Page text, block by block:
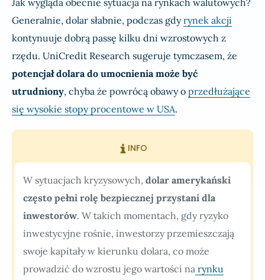
Jak wygląda obecnie sytuacja na rynkach walutowych?
Generalnie, dolar słabnie, podczas gdyrynek akcji
kontynuuje dobrą passę kilku dni wzrostowych z
rzędu. UniCredit Research sugeruje tymczasem, że
potencjał dolara do umocnienia może być
utrudniony, chyba że powrócą obawy o przedłużające
się wysokie stopy procentowe w USA.
INFO
W sytuacjach kryzysowych, dolar amerykański
często pełni rolę bezpiecznej przystani dla
inwestorów. W takich momentach, gdy ryzyko
inwestycyjne rośnie, inwestorzy przemieszczają
swoje kapitały w kierunku dolara, co może
prowadzić do wzrostu jego wartości na rynku